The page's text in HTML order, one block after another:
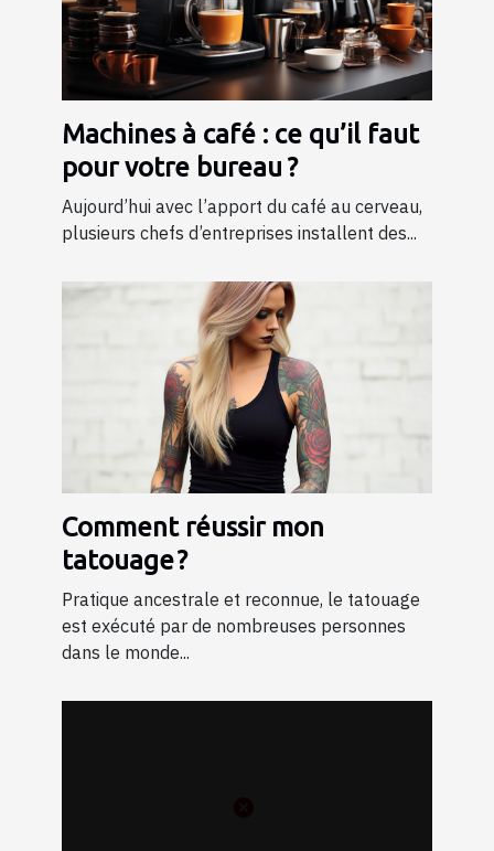
Machines à café : ce qu’il faut
pour votre bureau ?
Aujourd’hui avec l’apport du café au cerveau,
plusieurs chefs d’entreprises installent des...
Comment réussir mon
tatouage ?
Pratique ancestrale et reconnue, le tatouage
est exécuté par de nombreuses personnes
dans le monde...